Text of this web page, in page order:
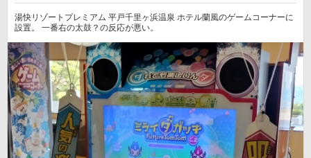
湯快リゾートプレミアム 平戸千里ヶ浜温泉 ホテル蘭風のゲームコーナーに
設置。 一番右の太鼓？の反応が悪い。